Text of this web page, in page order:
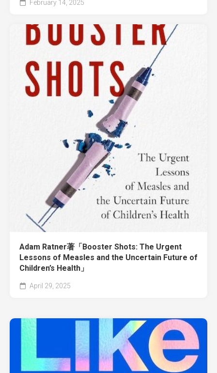
February 14, 2025
Adam Ratner著「Booster Shots: The Urgent
Lessons of Measles and the Uncertain Future of
Children’s Health」
April 29, 2025